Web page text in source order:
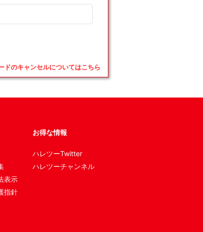
ドのキャンセルについてはこちら
表示
指針
お得な情報
ハレツーTwitter
ハレツーチャンネル